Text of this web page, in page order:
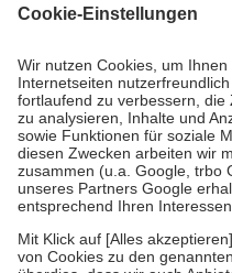
Grundsätzlich leisten
höchstens zehn Euro.
Es sind
Kosten der Leistung zu
Diese Regeln gelten
Bei Heilmitteln und häuslicher
Zuzahlung zehn Prozent der
Verordnung.
Um das Engagement der
stärken und die besondere
fallenkeine Zuzahlungenan bei:
• Kindern und Jugendlichen